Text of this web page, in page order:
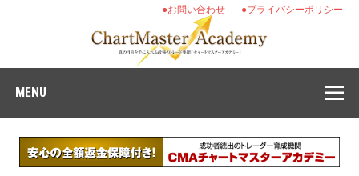
●プライバシーポリシー
●お問い合わせ
MENU